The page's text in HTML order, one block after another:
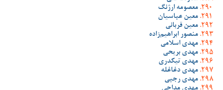
معصومه ارژنگ
معین عباسیان
معین قربانی
منصور ابراهیم‌زاده
مهدی اسلامی
مهدی بریحی
مهدی تیکدری
مهدی دغاغله
مهدی رجبی